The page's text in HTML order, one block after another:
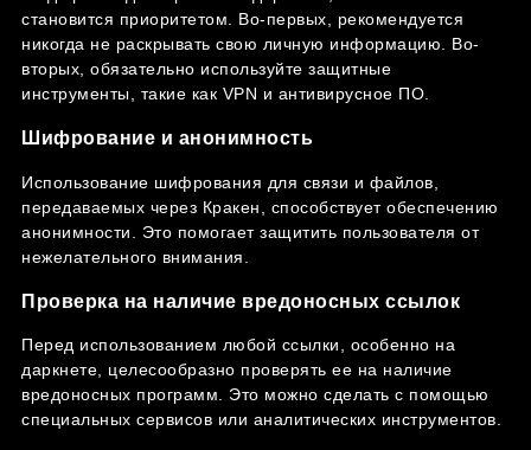
становится приоритетом. Во-первых, рекомендуется
никогда не раскрывать свою личную информацию. Во-
вторых, обязательно используйте защитные
инструменты, такие как VPN и антивирусное ПО.
Шифрование и анонимность
Использование шифрования для связи и файлов,
передаваемых через Кракен, способствует обеспечению
анонимности. Это помогает защитить пользователя от
нежелательного внимания.
Проверка на наличие вредоносных ссылок
Перед использованием любой ссылки, особенно на
даркнете, целесообразно проверять ее на наличие
вредоносных программ. Это можно сделать с помощью
специальных сервисов или аналитических инструментов.